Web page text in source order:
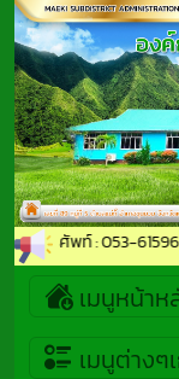
พท์ : 053-615962 โท
เมนูหน้าห
เมนูต่าง